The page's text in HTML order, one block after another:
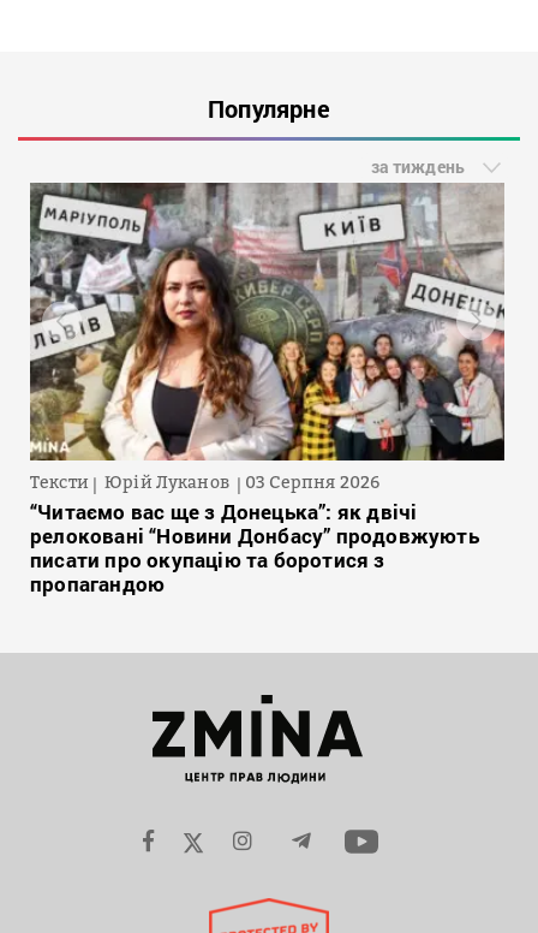
Популярне
за тиждень
Тексти Юрій Луканов 03 Серпня 2026
“Читаємо вас ще з Донецька”: як двічі
релоковані “Новини Донбасу” продовжують
писати про окупацію та боротися з
пропагандою